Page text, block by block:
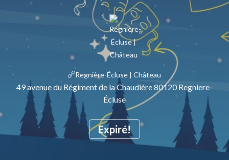
Expiré!
Regnière-Écluse | Château
49 avenue du Régiment de la Chaudière 80120 Regniere-
Écluse